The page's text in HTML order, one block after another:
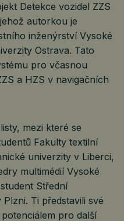
Detekce vozidel ZZS
autorkou je
inženýrství Vysoké
Ostrava. Tato
pro včasnou
a HZS v navigačních
mezi které se
Fakulty textilní
univerzity v Liberci,
multimédií Vysoké
Střední
Ti představili své
pro další